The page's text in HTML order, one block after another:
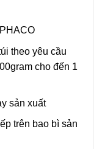
theo yêu cầu
cho đến 1
sản xuất
trên bao bì sản